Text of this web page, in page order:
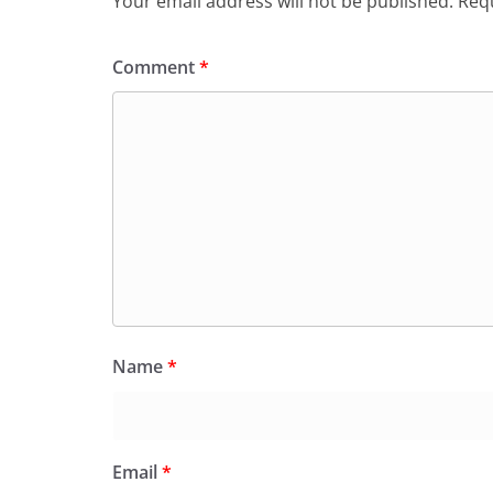
Comment*
Name*
Email*